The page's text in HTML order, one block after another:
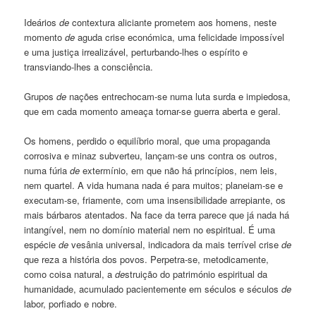
Ideáriosde contextura aliciante prometem aos homens, neste
momentode aguda crise económica, uma felicidade impossível
e uma justiça irrealizável, perturbando-lhes o espírito e
transviando-lhes a consciência.
Gruposde nações entrechocam-se numa luta surda e impiedosa,
que em cada momento ameaça tornar-se guerra aberta e geral.
Os homens, perdido o equilíbrio moral, que uma propaganda
corrosiva e minaz subverteu, lançam-se uns contra os outros,
numa fúriade extermínio, em que não há princípios, nem leis,
nem quartel. A vida humana nada é para muitos; planeiam-se e
executam-se, friamente, com uma insensibilidade arrepiante, os
mais bárbaros atentados. Na face da terra parece que já nada há
intangível, nem no domínio material nem no espiritual. É uma
espéciede vesânia universal, indicadora da mais terrível crisede
que reza a história dos povos. Perpetra-se, metodicamente,
como coisa natural, adestruição do património espiritual da
humanidade, acumulado pacientemente em séculos e séculosde
labor, porfiado e nobre.